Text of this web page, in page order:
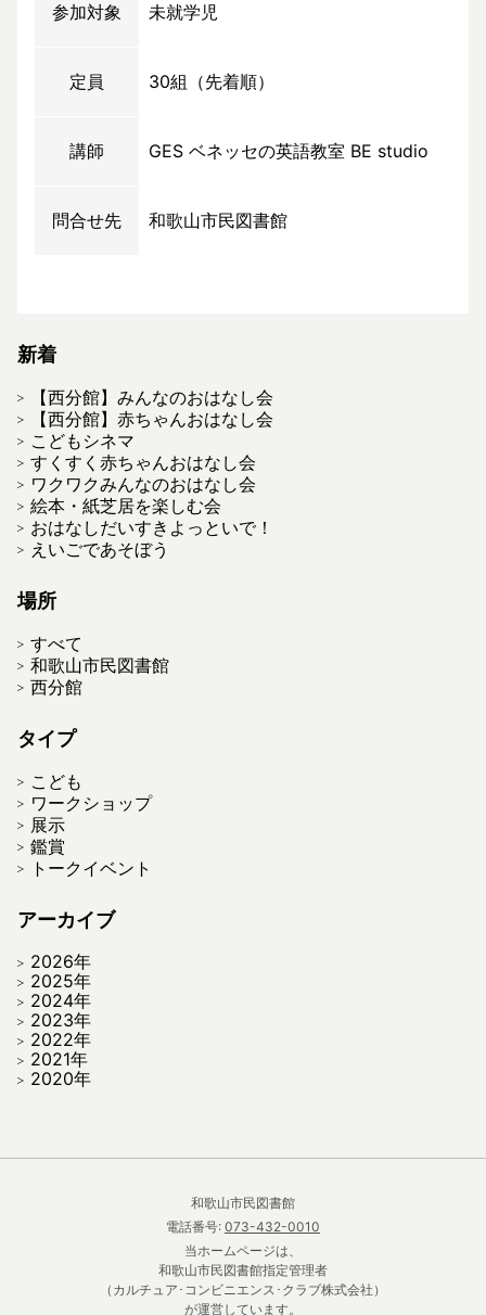
参加対象 未就学児
定員 30組（先着順）
講師 GES ベネッセの英語教室 BE studio
問合せ先 和歌山市民図書館
新着
【西分館】みんなのおはなし会
【西分館】赤ちゃんおはなし会
こどもシネマ
すくすく赤ちゃんおはなし会
ワクワクみんなのおはなし会
絵本・紙芝居を楽しむ会
おはなしだいすきよっといで！
えいごであそぼう
場所
すべて
和歌山市民図書館
西分館
タイプ
こども
ワークショップ
展示
鑑賞
トークイベント
アーカイブ
2026年
2025年
2024年
2023年
2022年
2021年
2020年
和歌山市民図書館
電話番号: 073-432-0010
当ホームページは、
和歌山市民図書館指定管理者
（カルチュア･コンビニエンス･クラブ株式会社）
が運営しています。